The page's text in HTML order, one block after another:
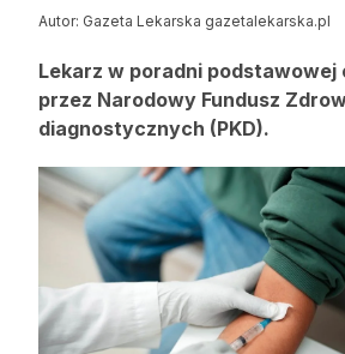
Autor: Gazeta Lekarska gazetalekarska.pl
Lekarz w poradni
przez Narodowy Fundusz
diagnostycznych (PKD).